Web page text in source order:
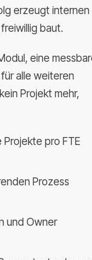
erzeugt internen
baut.
eine
alle weiteren
Projekt mehr,
Projekte pro FTE
Prozess
und Owner